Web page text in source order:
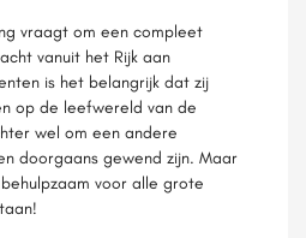
vraagt om een compleet
vanuit het Rijk aan
is het belangrijk dat zij
op de leefwereld van de
wel om een andere
doorgaans gewend zijn. Maar
voor alle grote